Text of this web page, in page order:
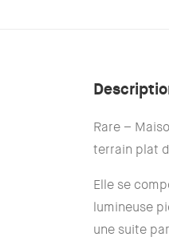
Rare –
terrain plat
Elle se
lumineuse
une suite